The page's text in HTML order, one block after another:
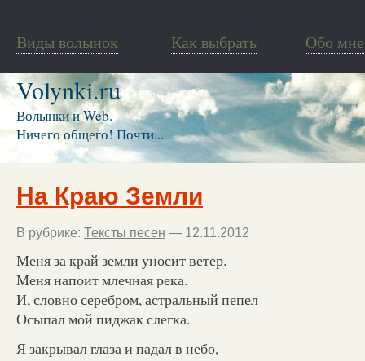
Виды волынок Как выбрать Обо мне
Volynki.ru
Волынки и Web.
Ничего общего! Почти...
На Краю Земли
В рубрике: Тексты песен — 12.11.2012
Меня за край земли уносит ветер.
Меня напоит млечная река.
И, словно серебром, астральный пепел
Осыпал мой пиджак слегка.
Я закрывал глаза и падал в небо,